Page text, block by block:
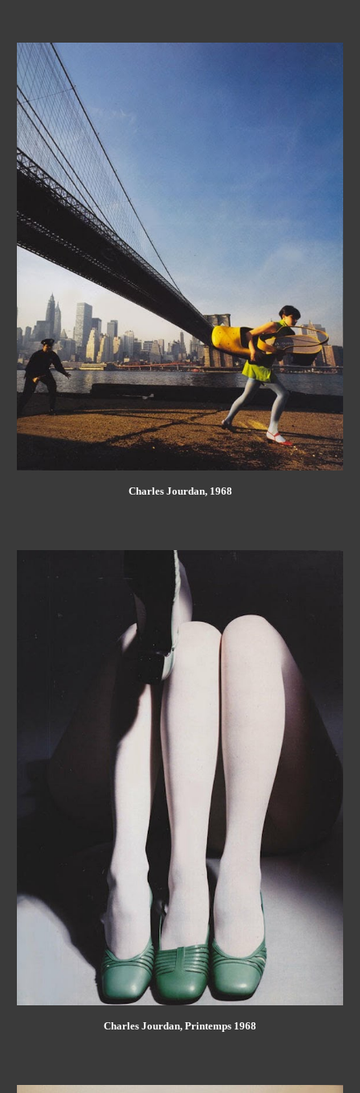
Charles Jourdan, 1968
Charles Jourdan, Printemps 1968